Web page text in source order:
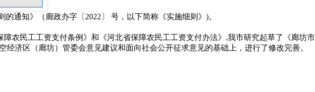
通知》（廊政办字〔2022〕 号，以下简称《实施细则》)。
农民工工资支付条例》和《河北省保障农民工工资支付办法》,我市研究起草了《廊坊市
济区（廊坊）管委会意见建议和面向社会公开征求意见的基础上，进行了修改完善。